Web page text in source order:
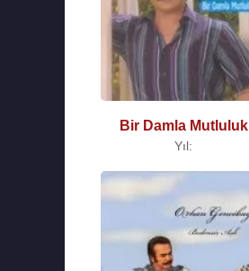
Bir Damla Mutluluk
Yıl: